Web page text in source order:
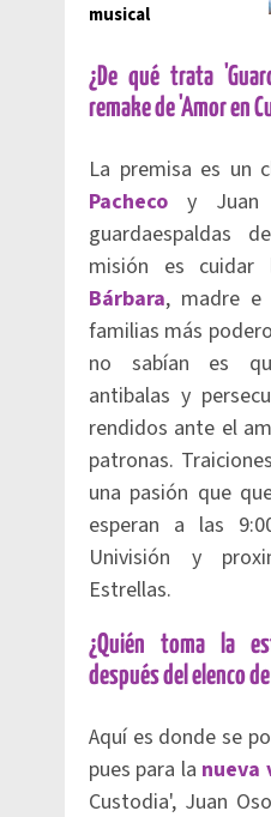
musical
¿De qué trata
remake de 'Amor en
La premisa es un
Pacheco y Juan
guardaespaldas
misión es
Bárbara, madre e
familias más
no sabían es
antibalas y
rendidos ante el
patronas.
una pasión que
esperan a las
Univisión y
Estrellas.
¿Quién toma la
después del elenco
Aquí es donde se
pues para la nueva
Custodia', Juan